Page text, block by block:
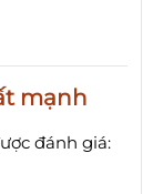
mạnh
đánh giá: